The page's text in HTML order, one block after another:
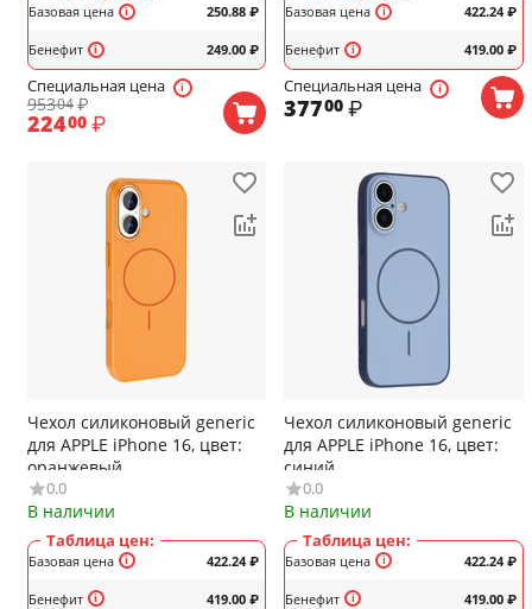
Базовая цена
Бенефит
250.88 ₽
249.00 ₽
Специальная цена
95304 ₽
22400 ₽
Базовая цена
Бенефит
422.24₽
419.00₽
Специальная цена
37700 ₽
Чехол силиконовый generic
для APPLE iPhone 16, цвет:
оранжевый
0.0
В наличии
Таблица цен:
Базовая цена
Бенефит
422.24₽
419.00 ₽
Чехол силиконовый generic
для APPLE iPhone 16, цвет:
синий
0.0
В наличии
Таблица цен:
Базовая цена
Бенефит
422.24₽
419.00₽